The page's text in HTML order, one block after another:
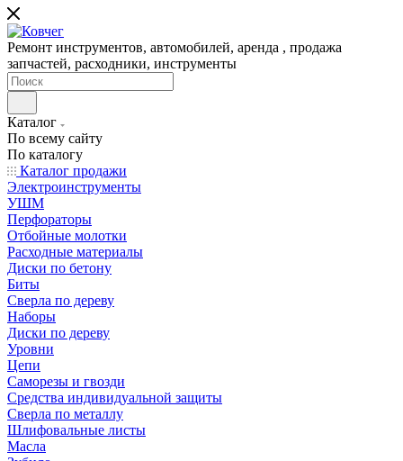
Ремонт инструментов, автомобилей, аренда , продажа
запчастей, расходники, инструменты
Каталог
По всему сайту
По каталогу
Каталог продажи
Электроинструменты
УШМ
Перфораторы
Отбойные молотки
Расходные материалы
Диски по бетону
Биты
Сверла по дереву
Наборы
Диски по дереву
Уровни
Цепи
Саморезы и гвозди
Средства индивидуальной защиты
Сверла по металлу
Шлифовальные листы
Масла